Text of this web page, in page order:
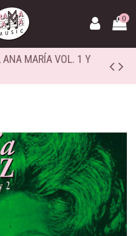
0
ANA MARÍA VOL. 1 Y